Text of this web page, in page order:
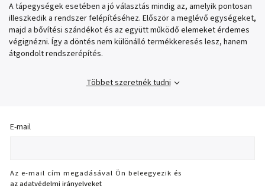
A tápegységek esetében a jó választás mindig az, amelyik pontosan
illeszkedik a rendszer felépítéséhez. Először a meglévő egységeket,
majd a bővítési szándékot és az együtt működő elemeket érdemes
végignézni. Így a döntés nem különálló termékkeresés lesz, hanem
átgondolt rendszerépítés.
Többet szeretnék tudni
E-mail
Az e-mail cím megadásával Ön beleegyezik és
az adatvédelmi irányelveket